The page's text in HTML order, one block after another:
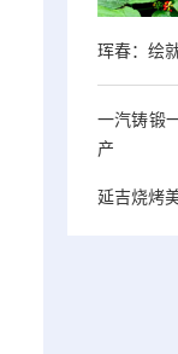
珲春：绘
一汽铸锻
产
延吉烧烤